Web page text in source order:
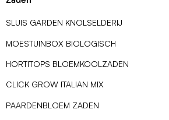
SLUIS GARDEN KNOLSELDERIJ
MOESTUINBOX BIOLOGISCH
HORTITOPS BLOEMKOOLZADEN
CLICK GROW ITALIAN MIX
PAARDENBLOEM ZADEN